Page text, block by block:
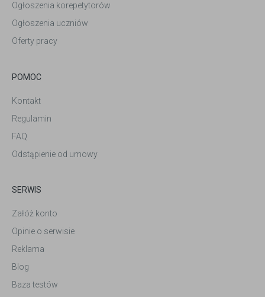
Ogłoszenia korepetytorów
Ogłoszenia uczniów
Oferty pracy
POMOC
Kontakt
Regulamin
FAQ
Odstąpienie od umowy
SERWIS
Załóż konto
Opinie o serwisie
Reklama
Blog
Baza testów